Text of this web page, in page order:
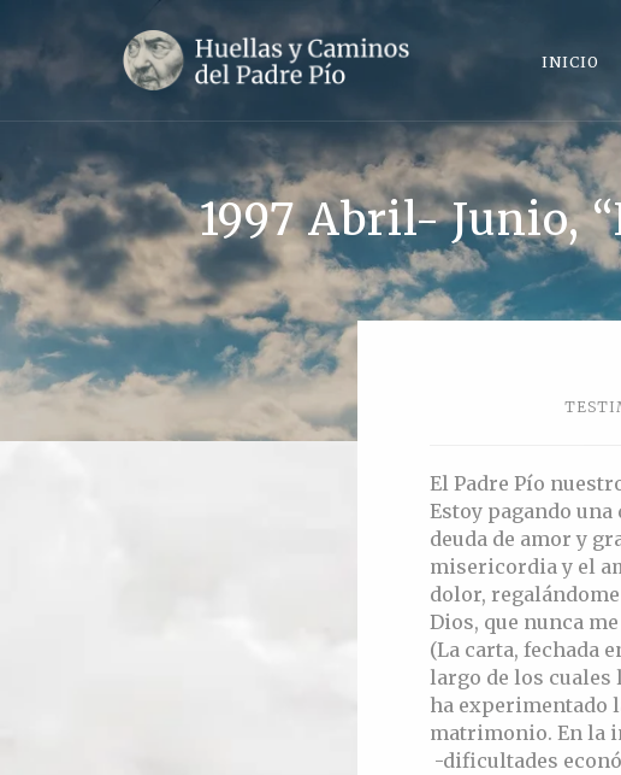
INICIO
1997 Abril- Junio,
El Padre Pío
Estoy pagando
deuda de amor y
misericordia y el
dolor,
Dios, que nunca
(La carta, fechada
largo de los cuales
ha experimentado
matrimonio. En la
-dificultades